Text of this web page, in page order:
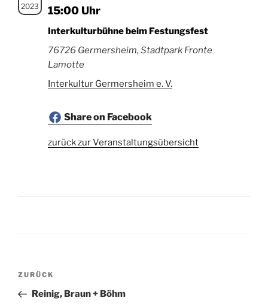
2023 15:00 Uhr
Interkulturbühne beim Festungsfest
76726 Germersheim, Stadtpark Fronte
Lamotte
Interkultur Germersheim e. V.
Share on Facebook
zurück zur Veranstaltungsübersicht
Beitragsnavigation
Vorheriger
Beitrag
ZURÜCK
Reinig, Braun + Böhm